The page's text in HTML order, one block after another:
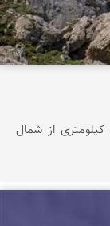
اوپرت مرز بیابان و آبان در فاصله مستقیم ۳۵ کیلومتری از شمال